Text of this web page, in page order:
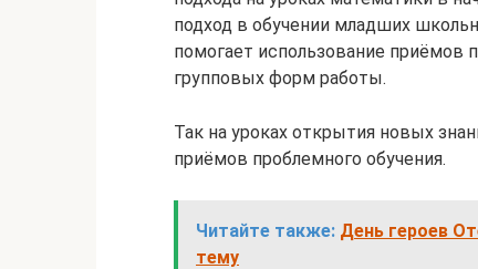
подход в обучении младших
помогает использование приёмов
групповых форм работы.
Так на уроках открытия новых
приёмов проблемного обучения.
Читайте также: День героев
тему